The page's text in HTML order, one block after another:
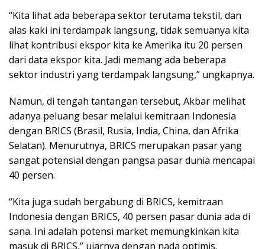
“Kita lihat ada beberapa sektor terutama tekstil, dan
alas kaki ini terdampak langsung, tidak semuanya kita
lihat kontribusi ekspor kita ke Amerika itu 20 persen
dari data ekspor kita. Jadi memang ada beberapa
sektor industri yang terdampak langsung,” ungkapnya.
Namun, di tengah tantangan tersebut, Akbar melihat
adanya peluang besar melalui kemitraan Indonesia
dengan BRICS (Brasil, Rusia, India, China, dan Afrika
Selatan). Menurutnya, BRICS merupakan pasar yang
sangat potensial dengan pangsa pasar dunia mencapai
40 persen.
“Kita juga sudah bergabung di BRICS, kemitraan
Indonesia dengan BRICS, 40 persen pasar dunia ada di
sana. Ini adalah potensi market memungkinkan kita
masuk di BRICS,” ujarnya dengan nada optimis.